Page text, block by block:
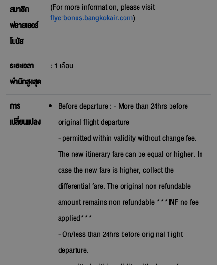
สมาชิก
ฟลายเออร์
โบนัส
(For more information, please visit
flyerbonus.bangkokair.com)
ระยะเวลา
พำนักสูงสุด
: 1 เดือน
การ
เปลี่ยนแปลง
Before departure : - More than 24hrs before
original flight departure
- permitted within validity without change fee.
The new itinerary fare can be equal or higher. In
case the new fare is higher, collect the
differential fare. The original non refundable
amount remains non refundable ***INF no fee
applied***
- On/less than 24hrs before original flight
departure.